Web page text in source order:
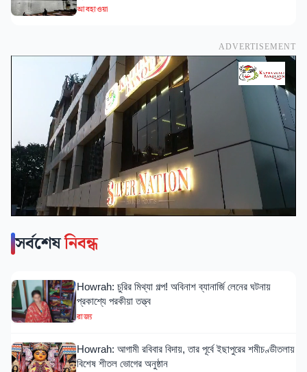
আবহাওয়া
ADVERTISEMENT
সর্বশেষনিবন্ধ
Howrah: চুরির মিথ্যা গল্প! অবিনাশ ব্যানার্জি লেনের ঘটনায়
প্রকাশ্যে পরকীয়া তত্ত্ব
রাজ্য
Howrah: আগামী রবিবার বিদায়, তার পূর্বে ইছাপুরের শমীচণ্ডীতলায়
বিশেষ শীতল ভোগের অনুষ্ঠান